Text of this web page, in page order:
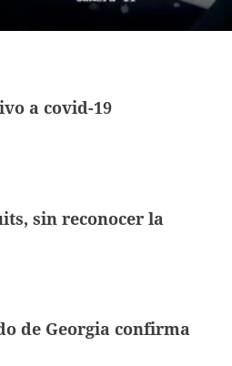
a covid-19
sin reconocer la
de Georgia confirma